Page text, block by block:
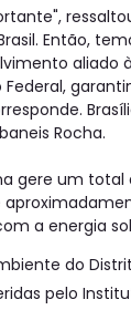
Então,
aliado
Rocha.
gere um
a energia
do
pelo